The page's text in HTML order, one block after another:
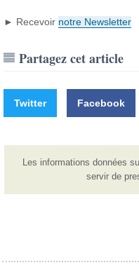
► Recevoir notre Newsletter
Partagez cet article
Twitter Facebook
Les informations données
servir de